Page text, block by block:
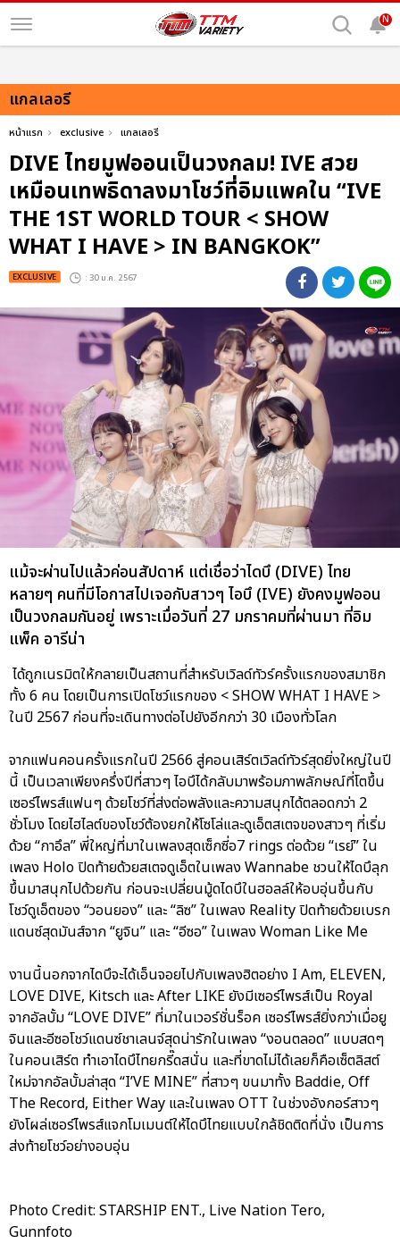
N
แกลเลอรี
หน้าแรก exclusive แกลเลอรี
DIVE ไทยมูฟออนเป็นวงกลม! IVE สวย
เหมือนเทพธิดาลงมาโชว์ที่อิมแพคใน “IVE
THE 1ST WORLD TOUR < SHOW
WHAT I HAVE > IN BANGKOK”
EXCLUSIVE : 30 ม.ค. 2567
แม้จะผ่านไปแล้วค่อนสัปดาห์ แต่เชื่อว่าไดบึ (DIVE) ไทย
หลายๆ คนที่มีโอกาสไปเจอกับสาวๆ ไอบึ (IVE) ยังคงมูฟออน
เป็นวงกลมกันอยู่ เพราะเมื่อวันที่ 27 มกราคมที่ผ่านมา ที่อิม
แพ็ค อารีน่า
ได้ถูกเนรมิตให้กลายเป็นสถานที่สำหรับเวิลด์ทัวร์ครั้งแรกของสมาชิก
ทั้ง 6 คน โดยเป็นการเปิดโชว์แรกของ < SHOW WHAT I HAVE >
ในปี 2567 ก่อนที่จะเดินทางต่อไปยังอีกกว่า 30 เมืองทั่วโลก
จากแฟนคอนครั้งแรกในปี 2566 สู่คอนเสิร์ตเวิลด์ทัวร์สุดยิ่งใหญ่ในปี
นี้ เป็นเวลาเพียงครึ่งปีที่สาวๆ ไอบึได้กลับมาพร้อมภาพลักษณ์ที่โตขึ้น
เซอร์ไพรส์แฟนๆ ด้วยโชว์ที่ส่งต่อพลังและความสนุกได้ตลอดกว่า 2
ชั่วโมง โดยไฮไลต์ของโชว์ต้องยกให้โซโล่และดูเอ็ตสเตจของสาวๆ ที่เริ่ม
ด้วย “กาอึล” พี่ใหญ่ที่มาในเพลงสุดเซ็กซี่อ7 rings ต่อด้วย “เรย์” ใน
เพลง Holo ปิดท้ายด้วยสเตจดูเอ็ตในเพลง Wannabe ชวนให้ไดบึลุก
ขึ้นมาสนุกไปด้วยกัน ก่อนจะเปลี่ยนมู้ดไดบึในฮอลล์ให้อบอุ่นขึ้นกับ
โชว์ดูเอ็ตของ “วอนยอง” และ “ลิซ” ในเพลง Reality ปิดท้ายด้วยเบรก
แดนซ์สุดมันส์จาก “ยูจิน” และ “อีซอ” ในเพลง Woman Like Me
งานนี้นอกจากไดบึจะได้เอ็นจอยไปกับเพลงฮิตอย่าง I Am, ELEVEN,
LOVE DIVE, Kitsch และ After LIKE ยังมีเซอร์ไพรส์เป็น Royal
จากอัลบั้ม “LOVE DIVE” ที่มาในเวอร์ชั่นร็อค เซอร์ไพรส์ยิ่งกว่าเมื่อยู
จินและอีซอโชว์แดนซ์ชาเลนจ์สุดน่ารักในเพลง “งอนตลอด” แบบสดๆ
ในคอนเสิร์ต ทำเอาไดบึไทยกรี๊ดสนั่น และที่ขาดไม่ได้เลยก็คือเซ็ตลิสต์
ใหม่จากอัลบั้มล่าสุด “I’VE MINE” ที่สาวๆ ขนมาทั้ง Baddie, Off
The Record, Either Way และในเพลง OTT ในช่วงอังกอร์สาวๆ
ยังโผล่เซอร์ไพรส์แจกโมเมนต์ให้ไดบึไทยแบบใกล้ชิดติดที่นั่ง เป็นการ
ส่งท้ายโชว์อย่างอบอุ่น
Photo Credit: STARSHIP ENT., Live Nation Tero,
Gunnfoto